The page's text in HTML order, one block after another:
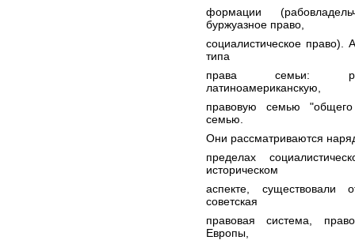
формации
буржуазное право,
социалистическое право).
типа
права семьи:
латиноамериканскую,
правовую семью
семью.
Они рассматриваются
пределах
историческом
аспекте, существовали
советская
правовая система,
Европы,